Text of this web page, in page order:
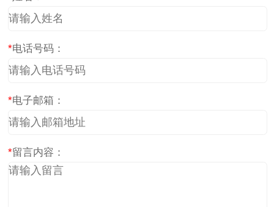
*电话号码：
*电子邮箱：
*留言内容：